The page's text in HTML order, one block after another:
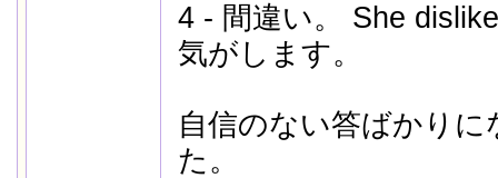
4 - 間違い。 She
気がします。
自信のない答ばかり
た。